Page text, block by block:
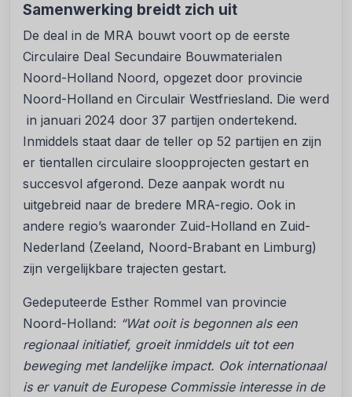
Samenwerking breidt zich uit
De deal in de MRA bouwt voort op de eerste
Circulaire Deal Secundaire Bouwmaterialen
Noord-Holland Noord, opgezet door provincie
Noord-Holland en Circulair Westfriesland. Die werd
in januari 2024 door 37 partijen ondertekend.
Inmiddels staat daar de teller op 52 partijen en zijn
er tientallen circulaire sloopprojecten gestart en
succesvol afgerond. Deze aanpak wordt nu
uitgebreid naar de bredere MRA-regio. Ook in
andere regio’s waaronder Zuid-Holland en Zuid-
Nederland (Zeeland, Noord-Brabant en Limburg)
zijn vergelijkbare trajecten gestart.
Gedeputeerde Esther Rommel van provincie
Noord-Holland: “Wat ooit is begonnen als een
regionaal initiatief, groeit inmiddels uit tot een
beweging met landelijke impact. Ook internationaal
is er vanuit de Europese Commissie interesse in de